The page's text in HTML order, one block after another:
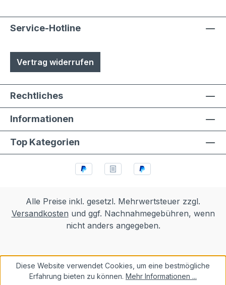
Service-Hotline
Vertrag widerrufen
Rechtliches
Informationen
Top Kategorien
Alle Preise inkl. gesetzl. Mehrwertsteuer zzgl.
Versandkosten und ggf. Nachnahmegebühren, wenn
nicht anders angegeben.
Diese Website verwendet Cookies, um eine bestmögliche
Erfahrung bieten zu können. Mehr Informationen ...